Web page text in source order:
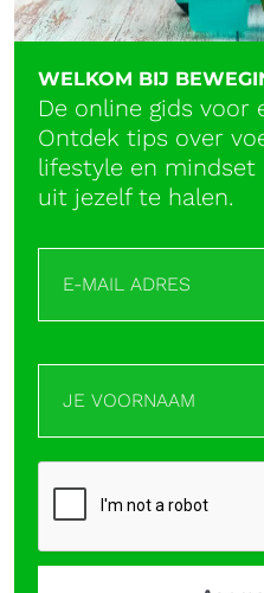
WELKOM BIJ
De online gids voor
Ontdek tips over
lifestyle en mindset
uit jezelf te halen.